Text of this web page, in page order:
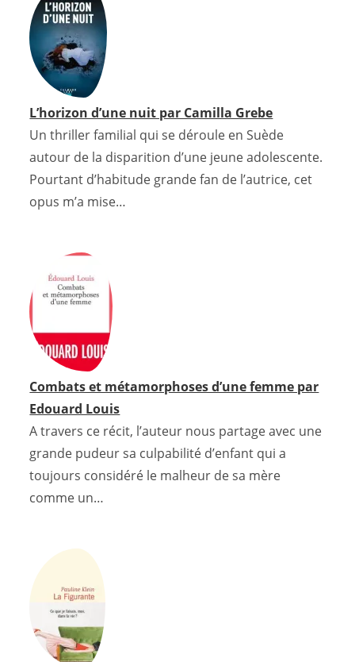
o
o
k
e
r
r
e
s
t
L’horizon d’une nuit par Camilla Grebe
Un thriller familial qui se déroule en Suède
autour de la disparition d’une jeune adolescente.
Pourtant d’habitude grande fan de l’autrice, cet
opus m’a mise…
Combats et métamorphoses d’une femme par
Edouard Louis
A travers ce récit, l’auteur nous partage avec une
grande pudeur sa culpabilité d’enfant qui a
toujours considéré le malheur de sa mère
comme un…